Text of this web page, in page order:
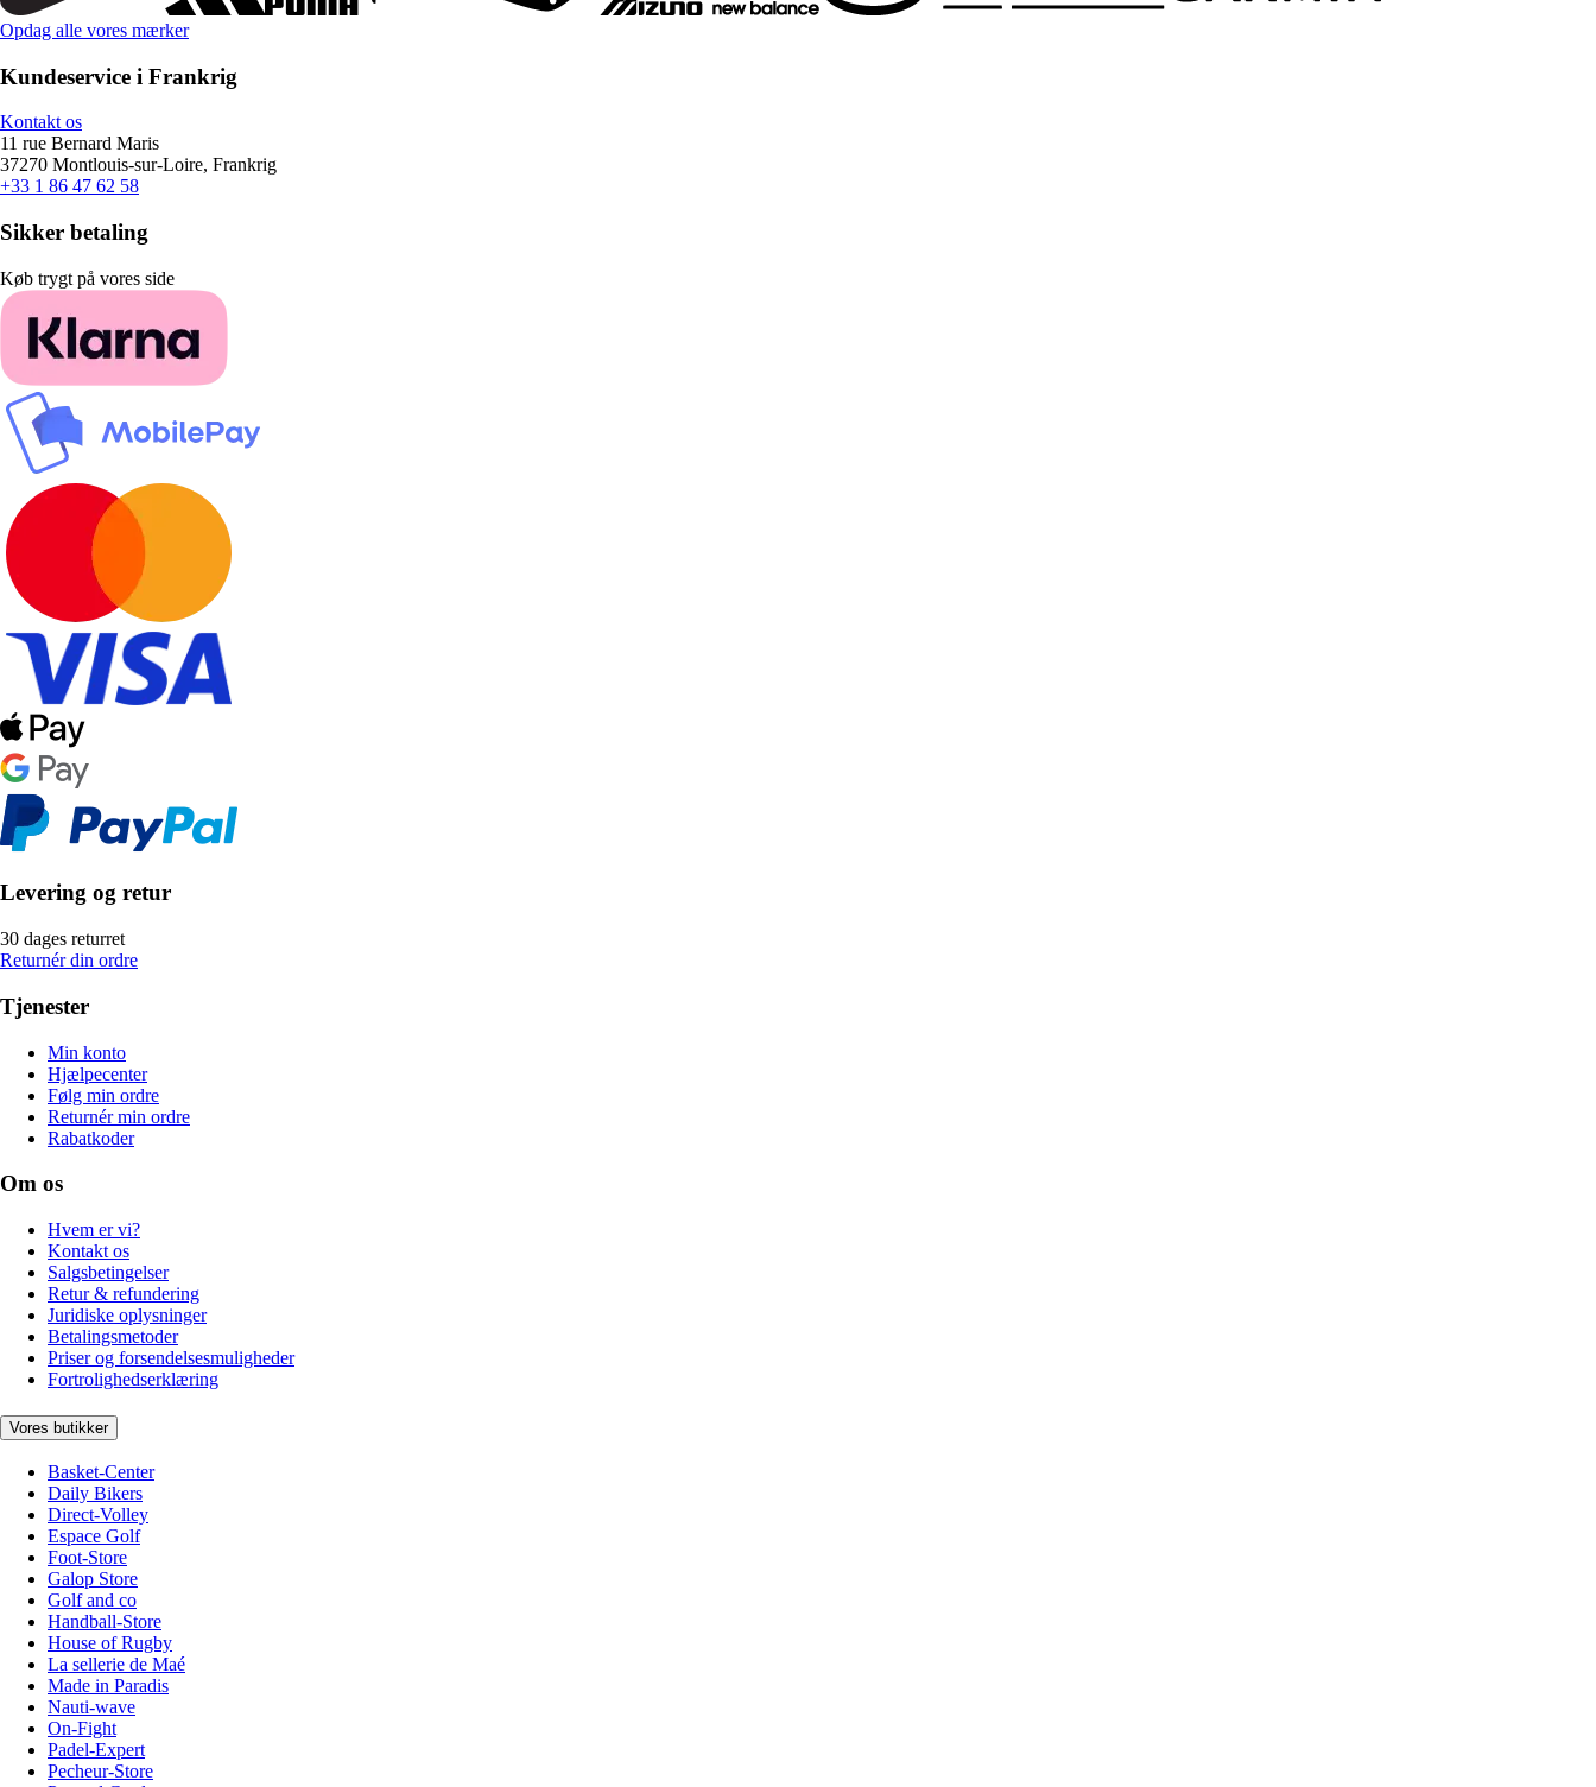
Opdag alle vores mærker
Kundeservice i Frankrig
Kontakt os
11 rue Bernard Maris
37270 Montlouis-sur-Loire, Frankrig
+33 1 86 47 62 58
Sikker betaling
Køb trygt på vores side
Levering og retur
30 dages returret
Returnér din ordre
Tjenester
Min konto
Hjælpecenter
Følg min ordre
Returnér min ordre
Rabatkoder
Om os
Hvem er vi?
Kontakt os
Salgsbetingelser
Retur & refundering
Juridiske oplysninger
Betalingsmetoder
Priser og forsendelsesmuligheder
Fortrolighedserklæring
Vores butikker
Basket-Center
Daily Bikers
Direct-Volley
Espace Golf
Foot-Store
Galop Store
Golf and co
Handball-Store
House of Rugby
La sellerie de Maé
Made in Paradis
Nauti-wave
On-Fight
Padel-Expert
Pecheur-Store